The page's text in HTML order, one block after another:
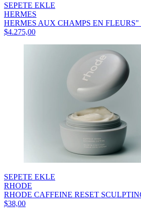
SEPETE EKLE
HERMES
HERMES AUX CHAMPS EN FLEURS"
$4.275,00
SEPETE EKLE
RHODE
RHODE CAFFEINE RESET
$38,00